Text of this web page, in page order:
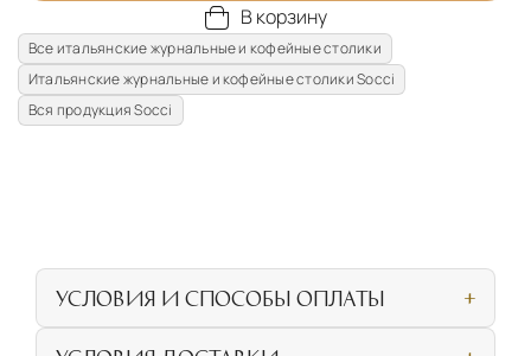
В корзину
Все итальянские журнальные и кофейные столики
Итальянские журнальные и кофейные столики Socci
Вся продукция Socci
УСЛОВИЯ И СПОСОБЫ ОПЛАТЫ